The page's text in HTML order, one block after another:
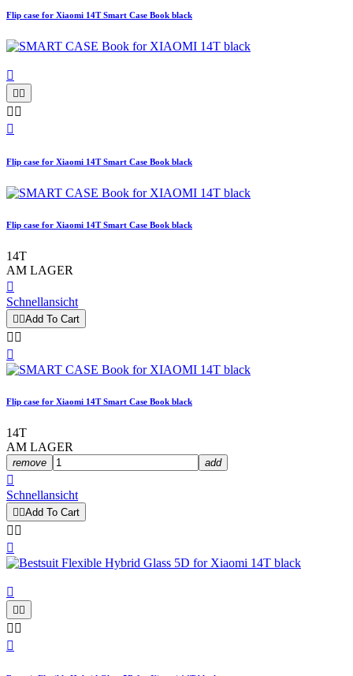
Flip case for Xiaomi 14T Smart Case Book black

 
 

Flip case for Xiaomi 14T Smart Case Book black
Flip case for Xiaomi 14T Smart Case Book black
14T
AM LAGER

Schnellansicht
 Add To Cart
 

Flip case for Xiaomi 14T Smart Case Book black
14T
AM LAGER
remove add

Schnellansicht
 Add To Cart
 


 
 
